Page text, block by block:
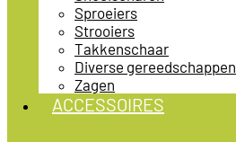
Sproeiers
Strooiers
Takkenschaar
Diverse gereedschappen
Zagen
ACCESSOIRES